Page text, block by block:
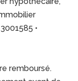
•
remboursé.